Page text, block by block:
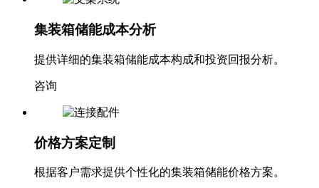
集装箱储能成本分析
提供详细的集装箱储能成本构成和投资回报分析。
咨询
价格方案定制
根据客户需求提供个性化的集装箱储能价格方案。